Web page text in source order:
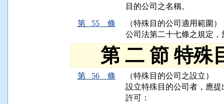
目的公司之名稱。
第 55 條
（特殊目的公司適用範圍）
公司法第二十七條之規定
第 二 節 特殊
第 56 條
（特殊目的公司之設立）
設立特殊目的公司者，應
許可：